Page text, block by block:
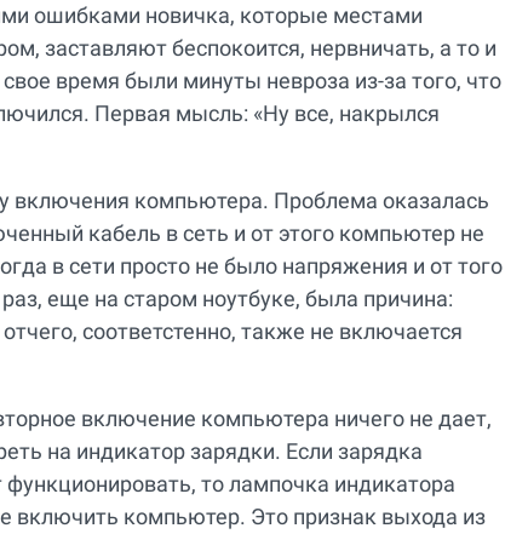
ошибками новичка, которые местами
заставляют беспокоится, нервничать, а то и
время были минуты невроза из-за того, что
Первая мысль: «Ну все, накрылся
включения компьютера. Проблема оказалась
кабель в сеть и от этого компьютер не
в сети просто не было напряжения и от того
еще на старом ноутбуке, была причина:
соответстенно, также не включается
включение компьютера ничего не дает,
на индикатор зарядки. Если зарядка
функционировать, то лампочка индикатора
включить компьютер. Это признак выхода из